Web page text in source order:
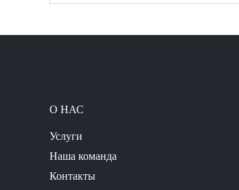
О НАС
Услуги
Наша команда
Контакты